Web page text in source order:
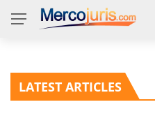
LATEST ARTICLES